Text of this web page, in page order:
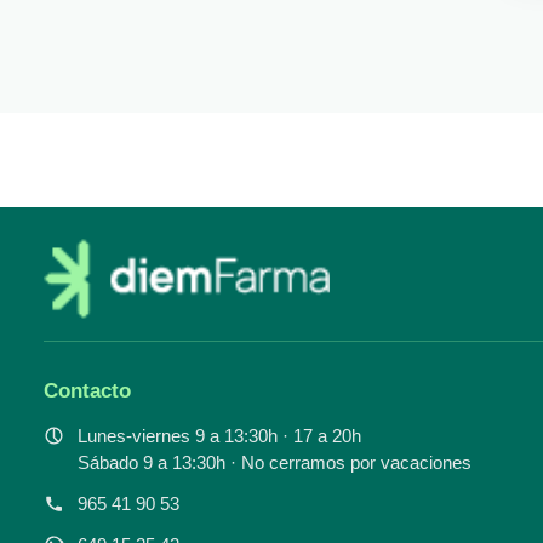
Contacto
Lunes-viernes 9 a 13:30h · 17 a 20h
Sábado 9 a 13:30h · No cerramos por vacaciones
965 41 90 53